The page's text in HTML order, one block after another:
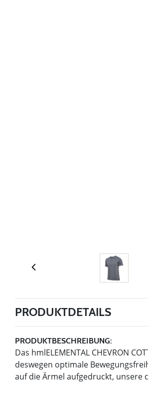
PRODUKTDETAILS
PRODUKTBESCHREIBUNG:
Das hmlELEMENTAL CHEVRON
deswegen optimale
auf die Ärmel aufgedruckt, unsere